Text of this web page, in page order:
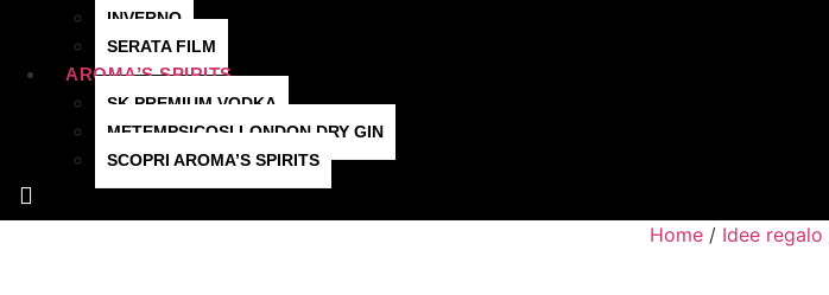
INVERNO
SERATA FILM
AROMA’S SPIRITS
SK PREMIUM VODKA
METEMPSICOSI LONDON DRY GIN
SCOPRI AROMA’S SPIRITS
Hamburger Toggle Menu
Home / Idee regalo